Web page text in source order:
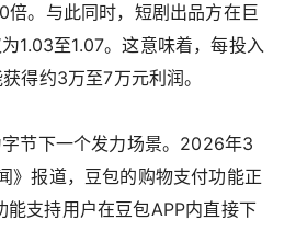
倍。与此同时，短剧出品方在巨
1.03至1.07。这意味着，每投入
得约3万至7万元利润。
节下一个发力场景。2026年3
》报道，豆包的购物支付功能正
能支持用户在豆包APP内直接下